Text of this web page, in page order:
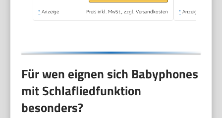
* Anzeige Preis inkl. MwSt., zzgl. Versandkosten * Anzeige
Für wen eignen sich Babyphones
mit Schlafliedfunktion
besonders?